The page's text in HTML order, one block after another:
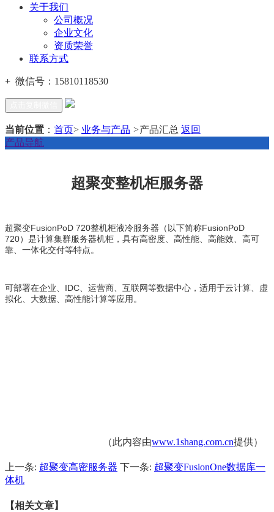
关于我们
公司概况
企业文化
资质荣誉
联系方式
+ 微信号： 15810118530
当前位置 ： 首页> 业务与产品 >产品汇总 返回
产品导航
超聚变整机柜服务器
超聚变FusionPoD 720整机柜液冷服务器（以下简称FusionPoD
720）是计算集群服务器机柜，具有高密度、高性能、高能效、高可
靠、一体化交付等特点。
可部署在企业、IDC、运营商、互联网等数据中心，适用于云计算、虚
拟化、大数据、高性能计算等应用。
（此内容由www.1shang.com.cn提供）
上一条: 超聚变高密服务器 下一条: 超聚变FusionOne数据库一
体机
【相关文章】